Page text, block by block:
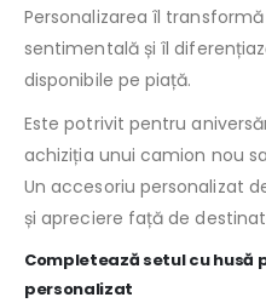
Personalizarea îl
sentimentală și îl
disponibile pe piață.
Este potrivit pentru
achiziția unui camion nou
Un accesoriu personalizat
și apreciere față de
Completează setul cu husă
personalizat